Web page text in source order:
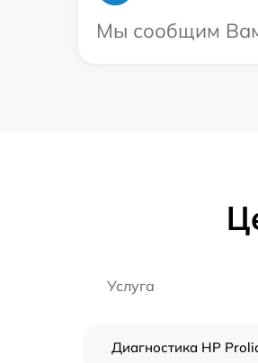
Мы сообщим Вам
Услуга
Диагностика HP